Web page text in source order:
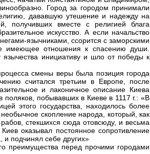
Город за городом принимали
дававшую утешение и надежду на
получивших вместе с религией блага
искусство. А если начальство
язычниками, ссорится с заморскими
имеющее отношения к спасению души.
инициативу и шло от победы к
смены веры была позиция города
считался третьим в Европе, после
и лаконичное описание Киева
побывавших в Киеве в 1117 г.: «В
этого государства, находилось более
скопление народа, который, как
стекшихся сюда отовсюду, и весьма
оказывал постоянное сопротивление
подчинял себе других»
преимущества перед прочими городами